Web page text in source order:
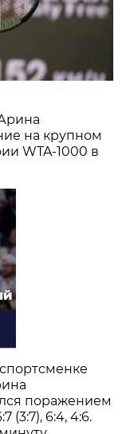
на крупном
WTA-1000 в
поражением
(3:7), 6:4, 4:6.